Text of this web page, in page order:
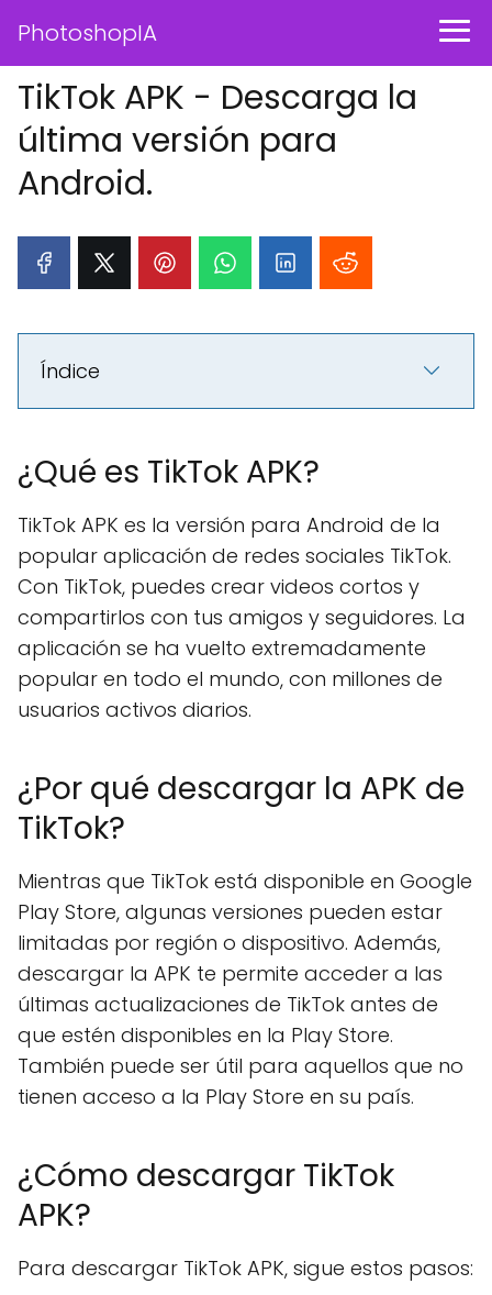
PhotoshopIA
TikTok APK - Descarga la
última versión para
Android.
Índice
¿Qué es TikTok APK?
TikTok APK es la versión para Android de la
popular aplicación de redes sociales TikTok.
Con TikTok, puedes crear videos cortos y
compartirlos con tus amigos y seguidores. La
aplicación se ha vuelto extremadamente
popular en todo el mundo, con millones de
usuarios activos diarios.
¿Por qué descargar la APK de
TikTok?
Mientras que TikTok está disponible en Google
Play Store, algunas versiones pueden estar
limitadas por región o dispositivo. Además,
descargar la APK te permite acceder a las
últimas actualizaciones de TikTok antes de
que estén disponibles en la Play Store.
También puede ser útil para aquellos que no
tienen acceso a la Play Store en su país.
¿Cómo descargar TikTok
APK?
Para descargar TikTok APK, sigue estos pasos: